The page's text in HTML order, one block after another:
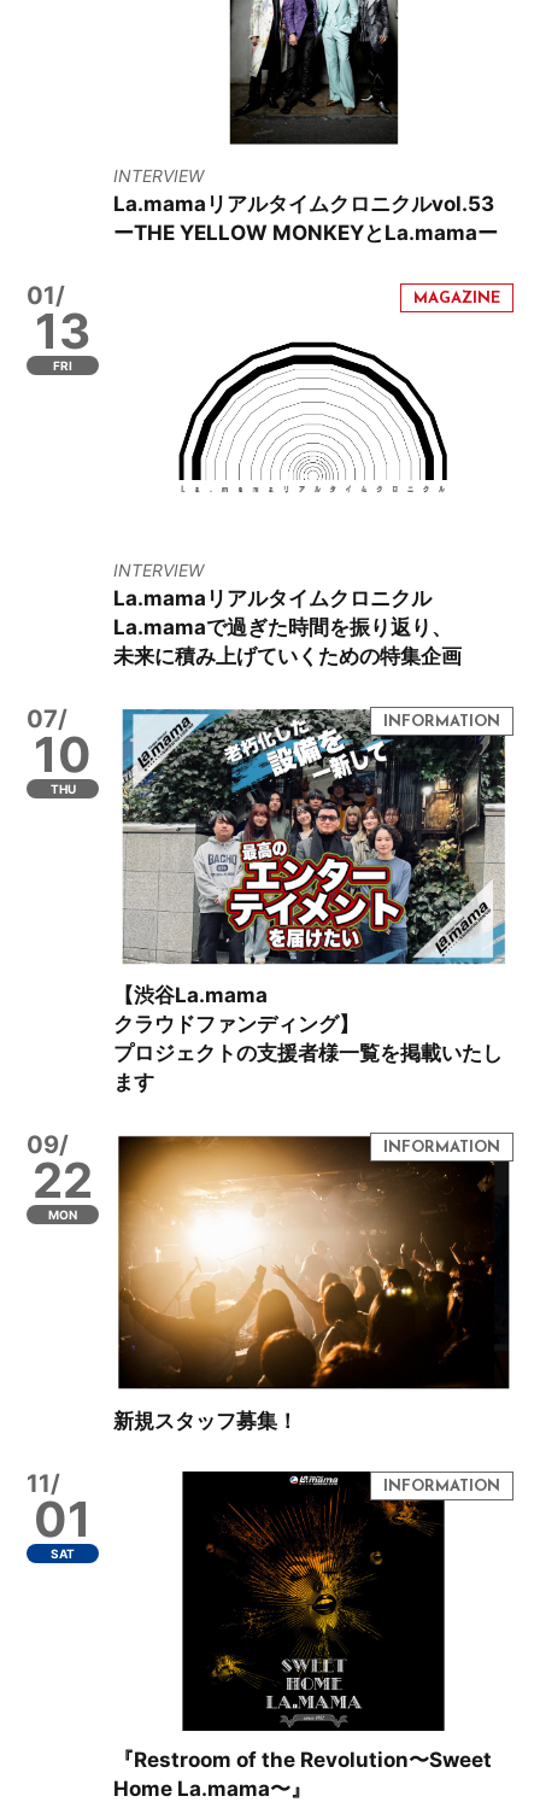
INTERVIEW
La.mamaリアルタイムクロニクルvol.53
ーTHE YELLOW MONKEYとLa.mamaー
01/
13
FRI
INTERVIEW
La.mamaリアルタイムクロニクル
La.mamaで過ぎた時間を振り返り、
未来に積み上げていくための特集企画
07/
10
THU
【渋谷La.mama
クラウドファンディング】
プロジェクトの支援者様一覧を掲載いたし
ます
09/
22
MON
新規スタッフ募集！
11/
01
SAT
『Restroom of the Revolution〜Sweet
Home La.mama〜』